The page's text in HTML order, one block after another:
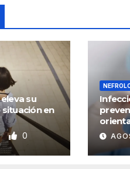
su
en
0